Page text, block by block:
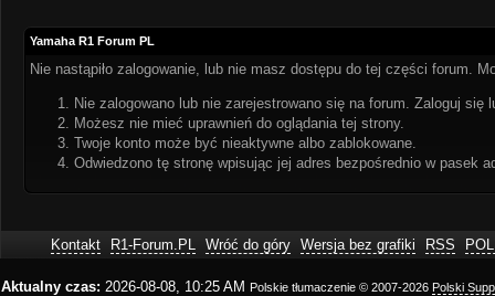
Yamaha R1 Forum PL
Nie nastąpiło zalogowanie, lub nie masz dostępu do tej części forum.
Nie zalogowano lub nie zarejestrowano się na forum. Zaloguj się
Możesz nie mieć uprawnień do oglądania tej strony.
Twoje konto może być nieaktywne albo zablokowane.
Odwiedzono tę stronę wpisując jej adres bezpośrednio w pasek
Kontakt R1-Forum.PL Wróć do góry Wersja bez grafiki RSS
Aktualny czas: 2026-08-08, 10:25 AM Polskie tłumaczenie © 2007-2026 Polski